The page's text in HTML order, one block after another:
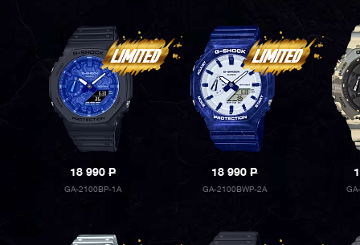
18 990P
GA-2100BP-1A
18 990P
GA-2100BWP-2A